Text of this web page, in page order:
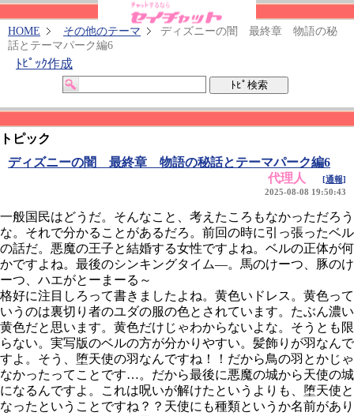
HOME その他のテーマ
ディズニーの闇 最終章 物語の秘
話とテーマパーク編6
ﾄﾋﾟｯｸ作成
トピック
ディズニーの闇 最終章 物語の秘話とテーマパーク編6
代理人
[通報]
2025-08-08 19:50:43
一般国民はどうだ。そんなこと、考えたころもなかっただろう
な。それで分かることがあるだろ。前回の時に引っ張ったベル
の話だ。悪魔の王子と結婚する女性ですよね。ベルの正体が何
かですよね。最後のシンキングタイム―。馬のけーつ、豚のけ
ーつ、ハエがとーまーる～
格好に注目しろって書きましたよね。黄色いドレス。黄色って
いうのは裏切り者のユダの服の色とされています。たぶん濃い
黄色だと思います。黄色だけじゃわからないよな。そうとも限
らない。実写版のベルの方が分かりやすい。髪飾りが羽なんで
すよ。そう、堕天使の羽なんですね！！だから鳥の羽とかじゃ
なかったってことです…。だから最後に悪魔の城から天使の城
になるんですよ。これは呪いが解けたというよりも、堕天使と
なったということですね？？天使にも種類というか名前があり